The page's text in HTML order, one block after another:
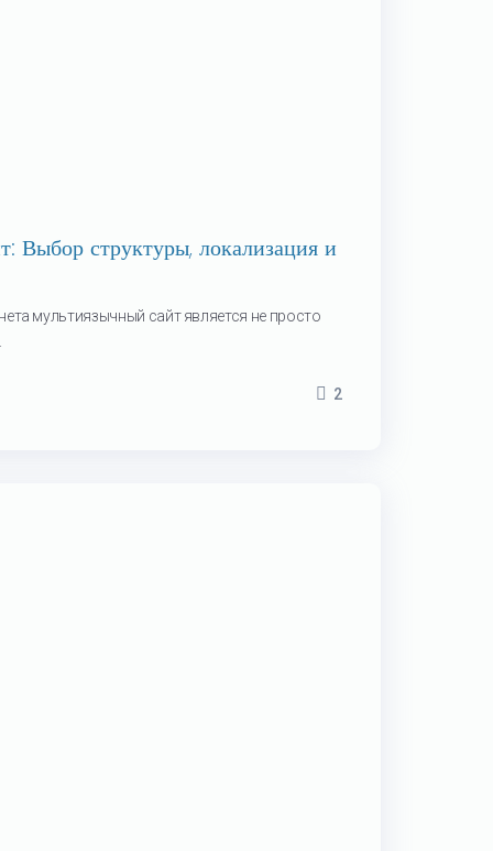
Выбор структуры, локализация и
мультиязычный сайт является не просто
2